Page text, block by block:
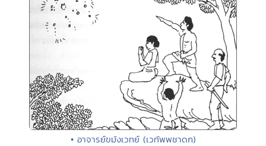
• อาจารย์ขมังเวทย์ (เวทัพพชาดก)